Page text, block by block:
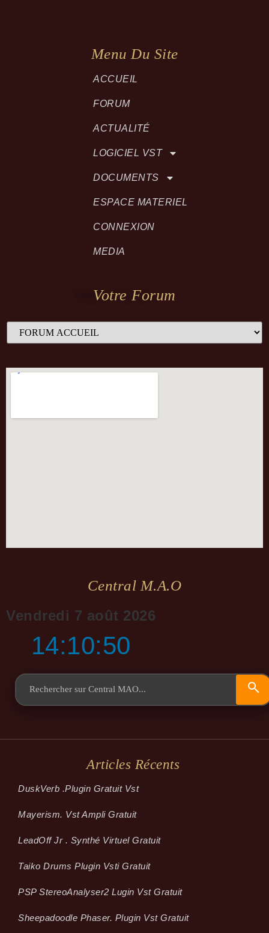
Menu Du Site
ACCUEIL
FORUM
ACTUALITÉ
LOGICIEL VST
DOCUMENTS
ESPACE MATERIEL
CONNEXION
MEDIA
Votre Forum
Central M.a.o
Vendredi 7 août 2026
14:10:51
Articles Récents
Dusk­Verb .plugin Gratuit Vst
Mayerism. Vst Ampli Gratuit
LeadOff Jr . Synthé Virtuel Gratuit
Taiko Drums Plugin Vsti Gratuit
PSP StereoAnalyser2 Lugin Vst Gratuit
Sheepadoodle Phaser. Plugin Vst Gratuit